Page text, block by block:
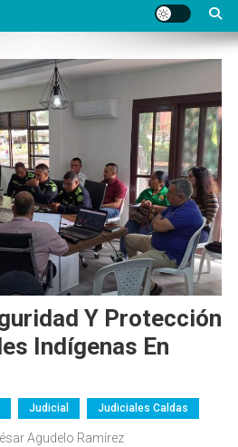
Y Protección
Indígenas En
Judicial Judiciales Caldas
Agudelo Ramírez